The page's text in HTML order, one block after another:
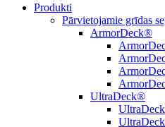
Produkti
Pārvietojamie grīdas
ArmorDeck®
UltraDeck®